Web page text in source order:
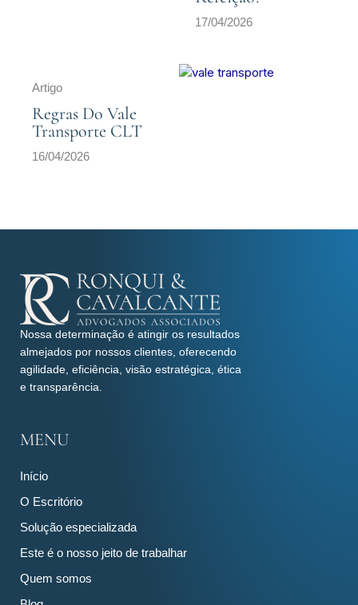
17/04/2026
Artigo
Regras Do Vale
Transporte CLT
16/04/2026
Nossa determinação é atingir os resultados
almejados por nossos clientes, oferecendo
agilidade, eficiência, visão estratégica, ética
e transparência.
MENU
Início
O Escritório
Solução especializada
Este é o nosso jeito de trabalhar
Quem somos